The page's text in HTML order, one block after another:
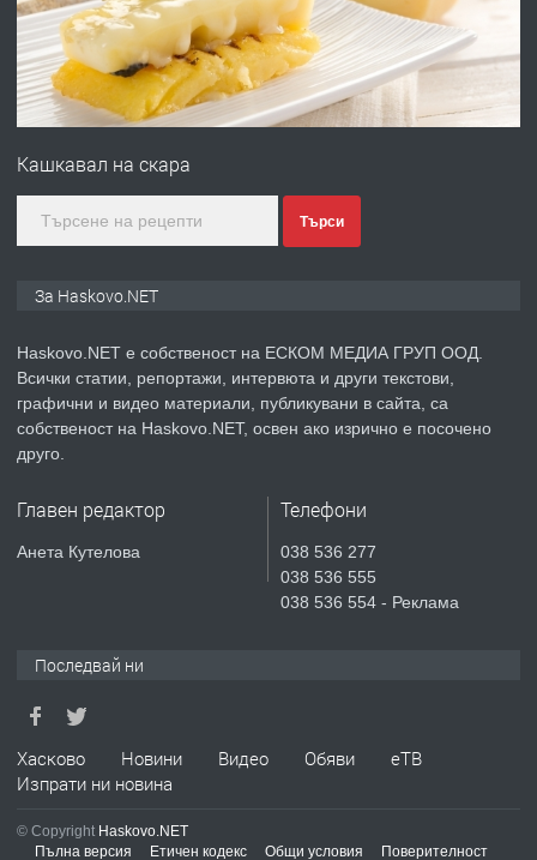
преди 2 дни
ПРЕДЛАГА
№4120 Магазин/Офис под наем в кв.
градската градина!
преди 3 дни
ПРЕДЛАГА
Продавам парцел в гр. Хасково кв.
СГЛОБЯВАНЕ НА МЕБЕЛИ.
ПРЕДЛАГА
№4119 Едностаен обзаведен
Кашкавал на скара
Търси
За Haskovo.NET
Haskovo.NET е собственост на ЕСКОМ МЕДИА ГРУП ООД.
Всички статии, репортажи, интервюта и други текстови,
графични и видео материали, публикувани в сайта, са
собственост на Haskovo.NET, освен ако изрично е посочено
друго.
Главен редактор
Анета Кутелова
Телефони
038 536 277
038 536 555
038 536 554 - Реклама
Последвай ни
Хасково Новини Видео Обяви
еТВ
Изпрати ни новина
© Copyright Haskovo.NET
Пълна версия
Етичен кодекс Общи условия Поверителност